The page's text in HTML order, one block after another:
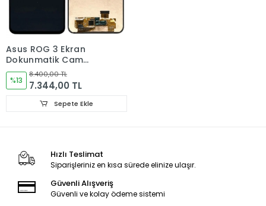
değişimi yoktur.
Ürün Değişimlerinde KARGO bedeli Bize aittir.
Ürün iadelerinde Kargo Bedelleri Müşteriye yansıtılır.
Ürün Değişimler "Garanti ve iade" Kısmını takip ediniz.
Ürün Durumu
Ekran Versioyonu
Asus ROG 3 Ekran
Dokunmatik Cam
ORJINAL
%13
8.400,00 TL
7.344,00 TL
Sepete Ekle
Hızlı Teslimat
Siparişleriniz en kısa sürede elinize ulaşır.
Güvenli Alışveriş
Güvenli ve kolay ödeme sistemi